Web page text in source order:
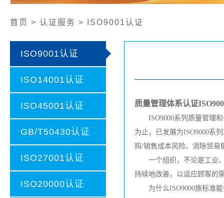
首页 > 认证服务 > ISO9001认证
ISO9001认证
ISO14001认证
ISO45001认证
GB/T50430认证
ISO27001认证
ISO20000认证
质量管理体系认证
ISO9000系列质量管理和
为止，已发展为ISO9000系
购/销售成本风险、消除贸易
一个组织，不论是工业、
持续地改善，以适应顾客的
为什么ISO9000族标准能